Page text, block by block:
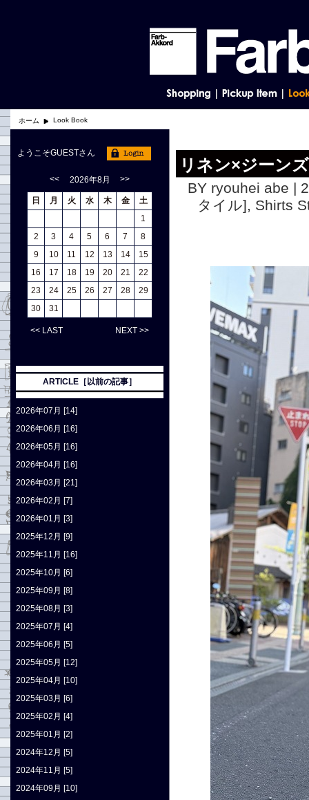
ホーム Look Book
リネン×ジーンズ
BY ryouhei abe |
タイル], Shirts
ようこそGUESTさん
<< 2026年8月 >>
日 月 火 水 木 金
土
1
2
3 4 5 6 7
8
9
10 11 12 13 14
15
16
17 18 19 20 21
22
23
24 25 26 27 28
29
30
31
<< LAST NEXT >>
ARTICLE［以前の記事］
2026年07月 [14]
2026年06月 [16]
2026年05月 [16]
2026年04月 [16]
2026年03月 [21]
2026年02月 [7]
2026年01月 [3]
2025年12月 [9]
2025年11月 [16]
2025年10月 [6]
2025年09月 [8]
2025年08月 [3]
2025年07月 [4]
2025年06月 [5]
2025年05月 [12]
2025年04月 [10]
2025年03月 [6]
2025年02月 [4]
2025年01月 [2]
2024年12月 [5]
2024年11月 [5]
2024年09月 [10]